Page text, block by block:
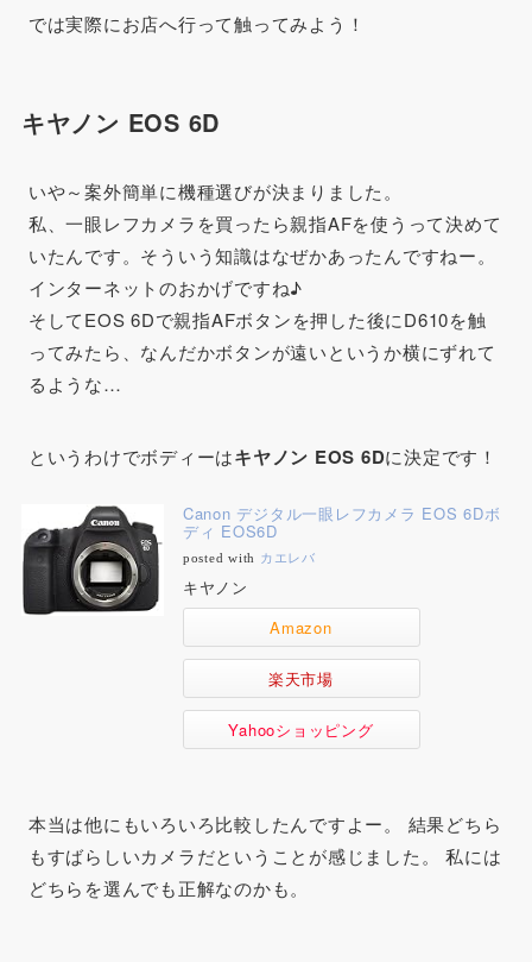
では実際にお店へ行って触ってみよう！
キヤノン EOS 6D
いや～案外簡単に機種選びが決まりました。
私、一眼レフカメラを買ったら親指AFを使うって決めて
いたんです。そういう知識はなぜかあったんですねー。
インターネットのおかげですね♪
そしてEOS 6Dで親指AFボタンを押した後にD610を触
ってみたら、なんだかボタンが遠いというか横にずれて
るような…
というわけでボディーはキヤノン EOS 6Dに決定です！
Canon デジタル一眼レフカメラ EOS 6Dボ
ディ EOS6D
posted with カエレバ
キヤノン
Amazon
楽天市場
Yahooショッピング
本当は他にもいろいろ比較したんですよー。 結果どちら
もすばらしいカメラだということが感じました。 私には
どちらを選んでも正解なのかも。